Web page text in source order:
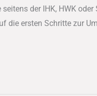
der IHK, HWK
die ersten Schritte zur